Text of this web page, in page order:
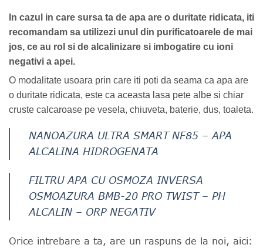
In cazul in care sursa ta de apa are o duritate ridicata, iti
recomandam sa utilizezi unul din purificatoarele de mai
jos, ce au rol si de alcalinizare si imbogatire cu ioni
negativi a apei.
O modalitate usoara prin care iti poti da seama ca apa are
o duritate ridicata, este ca aceasta lasa pete albe si chiar
cruste calcaroase pe vesela, chiuveta, baterie, dus, toaleta.
NANOAZURA ULTRA SMART NF85 – APA
ALCALINA HIDROGENATA
FILTRU APA CU OSMOZA INVERSA
OSMOAZURA BMB-20 PRO TWIST – PH
ALCALIN – ORP NEGATIV
Orice intrebare a ta, are un raspuns de la noi, aici: